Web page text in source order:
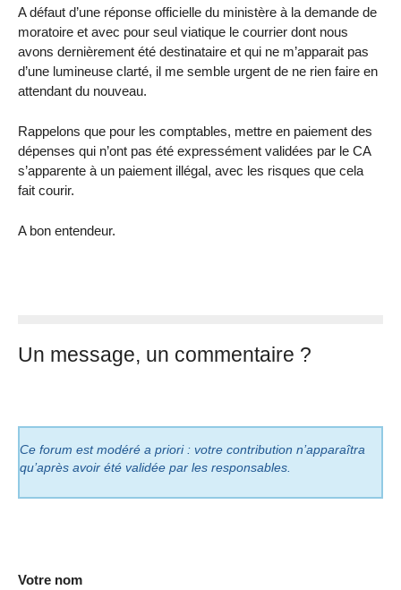
A défaut d’une réponse officielle du ministère à la demande de
moratoire et avec pour seul viatique le courrier dont nous
avons dernièrement été destinataire et qui ne m’apparait pas
d’une lumineuse clarté, il me semble urgent de ne rien faire en
attendant du nouveau.
Rappelons que pour les comptables, mettre en paiement des
dépenses qui n’ont pas été expressément validées par le CA
s’apparente à un paiement illégal, avec les risques que cela
fait courir.
A bon entendeur.
Un message, un commentaire ?
Ce forum est modéré a priori : votre contribution n’apparaîtra
qu’après avoir été validée par les responsables.
Votre nom